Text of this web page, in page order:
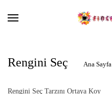
Blog
Kargo Takip
Rengini Seç Ana Sayfa
Rengini Seç Tarzını Ortaya Koy